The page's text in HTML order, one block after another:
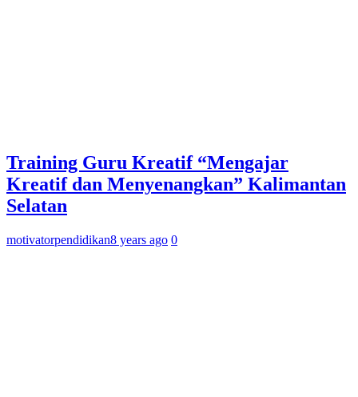
Training Guru Kreatif “Mengajar
Kreatif dan Menyenangkan” Kalimantan
Selatan
motivatorpendidikan8 years ago 0